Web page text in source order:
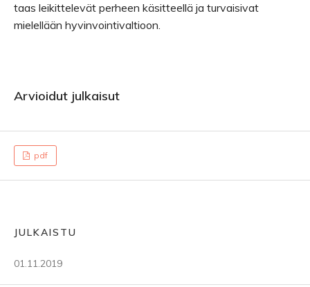
taas leikittelevät perheen käsitteellä ja turvaisivat
mielellään hyvinvointivaltioon.
Arvioidut julkaisut
pdf
JULKAISTU
01.11.2019